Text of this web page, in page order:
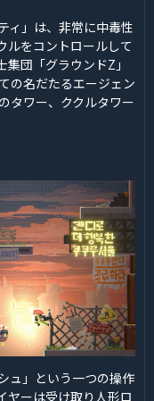
ィ」は、非常に中毒性
ルをコントロールして
団「グラウンドZ」
の名だたるエージェン
タワー、ククルタワー
ュ」という一つの操作
ヤーは受け取り人形ロ